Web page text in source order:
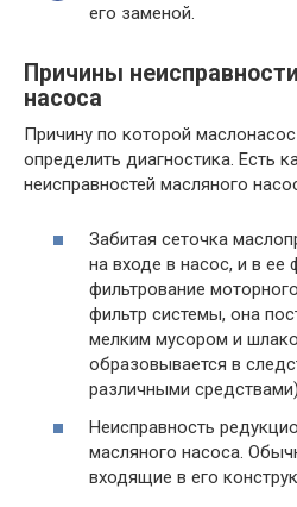
его заменой.
Причины
насоса
Причину по которой
определить диагностика. Есть
неисправностей масляного
Забитая сеточка
на входе в насос, и в ее
фильтрование
фильтр системы, она
мелким мусором и
образовывается в
различными
Неисправность
масляного насоса.
входящие в его